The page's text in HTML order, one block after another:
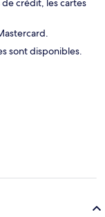
crédit, les cartes
sont disponibles.